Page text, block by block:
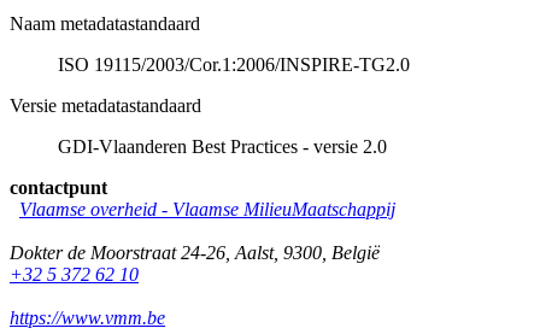
Naam metadatastandaard
ISO 19115/2003/Cor.1:2006/INSPIRE-TG2.0
Versie metadatastandaard
GDI-Vlaanderen Best Practices - versie 2.0
contactpunt
Vlaamse overheid - Vlaamse MilieuMaatschappij
Dokter de Moorstraat 24-26 Aalst, 9300 België
+32 5 372 62 10
https://www.vmm.be